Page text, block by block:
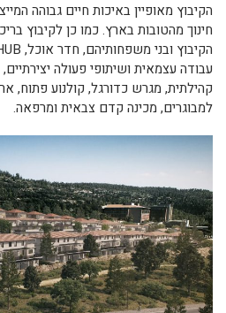
הקיבוץ מאופיין באיכות חיים גבוהה
חינוך מהטובות בארץ. כמו כן לקיבוץ
עבודה עצמאית ושיתופי פעולה יצירתיים,
קהילתית, מגרש כדורגל, קולנוע פתוח,
למבוגרים, מכינה קדם צבאית ומרפאה.